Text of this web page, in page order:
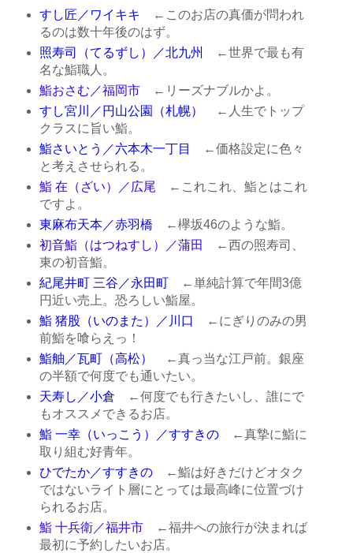
すし匠／ワイキキ ←このお店の真価が問われ
るのは数十年後のはず。
照寿司（てるずし）／北九州
←世界で最も有
名な鮨職人。
鮨おさむ／福岡市←リーズナブルかよ。
すし宮川／円山公園（札幌）
←人生でトップ
クラスに旨い鮨。
鮨さいとう／六本木一丁目
←価格設定に色々
と考えさせられる。
鮨 在（ざい）／広尾 ←これこれ、鮨とはこれ
ですよ。
東麻布天本／赤羽橋 ←欅坂46のような鮨。
初音鮨（はつねすし）／蒲田
←西の照寿司、
東の初音鮨。
紀尾井町 三谷／永田町←単純計算で年間3億
円近い売上。恐ろしい鮨屋。
鮨 猪股（いのまた）／川口 ←にぎりのみの男
前鮨を喰らえっ！
鮨舳／瓦町（高松）
←真っ当な江戸前。銀座
の半額で何度でも通いたい。
天寿し／小倉 ←何度でも行きたいし、誰にで
もオススメできるお店。
鮨 一幸（いっこう）／すすきの←真摯に鮨に
取り組む好青年。
ひでたか／すすきの←鮨は好きだけどオタク
ではないライト層にとっては最高峰に位置づけ
られるお店。
鮨 十兵衛／福井市←福井への旅行が決まれば
最初に予約したいお店。